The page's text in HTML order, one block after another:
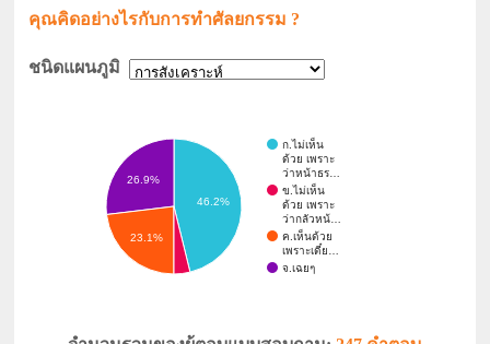
คุณคิดอย่างไรกับการทำศัลยกรรม ?
ชนิดแผนภูมิ
ก.ไม่เห็น
ด้วย เพราะ
ว่าหน้าธร…
ข.ไม่เห็น
ด้วย เพราะ
ว่ากลัวหน้…
ค.เห็นด้วย
เพราะเดี๋ย…
จ.เฉยๆ
46.2%
26.9%
23.1%